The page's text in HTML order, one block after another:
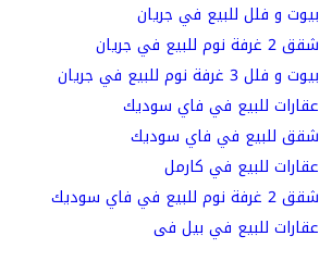
بيوت و فلل للبيع في جريان
شقق 2 غرفة نوم للبيع في جريان
بيوت و فلل 3 غرفة نوم للبيع في جريان
عقارات للبيع في فاي سوديك
شقق للبيع في فاي سوديك
عقارات للبيع في كارمل
شقق 2 غرفة نوم للبيع في فاي سوديك
عقارات للبيع في بيل فى